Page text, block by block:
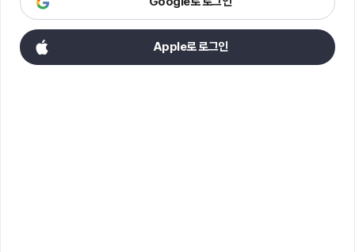
Apple로 로그인